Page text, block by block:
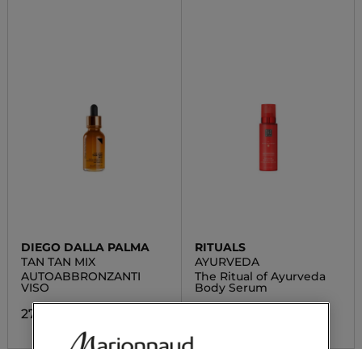
DIEGO DALLA PALMA
TAN TAN MIX
AUTOABBRONZANTI
VISO
27,30 €
RITUALS
AYURVEDA
The Ritual of Ayurveda
Body Serum